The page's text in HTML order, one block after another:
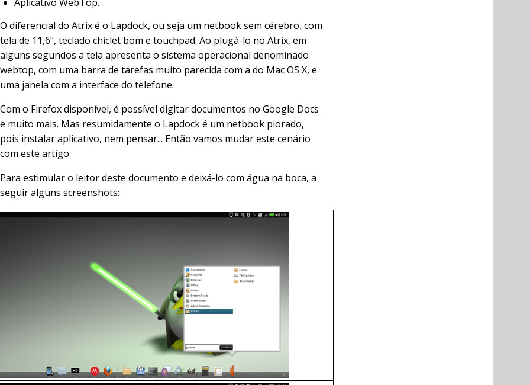
O diferencial do Atrix é o Lapdock, ou seja um netbook sem cérebro, com
tela de 11,6", teclado chiclet bom e touchpad. Ao plugá-lo no Atrix, em
alguns segundos a tela apresenta o sistema operacional denominado
webtop, com uma barra de tarefas muito parecida com a do Mac OS X, e
uma janela com a interface do telefone.
Com o Firefox disponível, é possível digitar documentos no Google Docs
e muito mais. Mas resumidamente o Lapdock é um netbook piorado,
pois instalar aplicativo, nem pensar... Então vamos mudar este cenário
com este artigo.
Para estimular o leitor deste documento e deixá-lo com água na boca, a
seguir alguns screenshots: